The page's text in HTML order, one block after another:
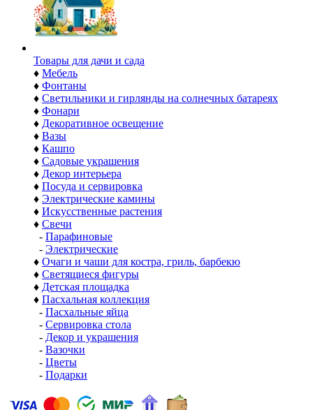
Товары для дачи и сада
♦ Мебель
♦ Фонтаны
♦ Светильники и гирлянды на солнечных батареях
♦ Фонари
♦ Декоративное освещение
♦ Вазы
♦ Кашпо
♦ Садовые украшения
♦ Декор интерьера
♦ Посуда и сервировка
♦ Электрические камины
♦ Искусственные растения
♦ Свечи
- Парафиновые
- Электрические
♦ Очаги и чаши для костра, гриль, барбекю
♦ Светящиеся фигуры
♦ Детская площадка
♦ Пасхальная коллекция
- Пасхальные яйца
- Сервировка стола
- Декор и украшения
- Вазочки
- Цветы
- Подарки